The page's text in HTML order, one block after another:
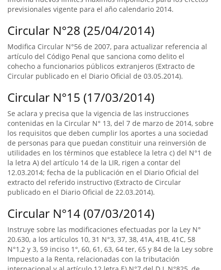
previsionales vigente para el año calendario 2014.
Circular N°28 (25/04/2014)
Modifica Circular N°56 de 2007, para actualizar referencia al
artículo del Código Penal que sanciona como delito el
cohecho a funcionarios públicos extranjeros (Extracto de
Circular publicado en el Diario Oficial de 03.05.2014).
Circular N°15 (17/03/2014)
Se aclara y precisa que la vigencia de las instrucciones
contenidas en la Circular N° 13, del 7 de marzo de 2014, sobre
los requisitos que deben cumplir los aportes a una sociedad
de personas para que puedan constituir una reinversión de
utilidades en los términos que establece la letra c) del N°1 de
la letra A) del artículo 14 de la LIR, rigen a contar del
12.03.2014; fecha de la publicación en el Diario Oficial del
extracto del referido instructivo (Extracto de Circular
publicado en el Diario Oficial de 22.03.2014).
Circular N°14 (07/03/2014)
Instruye sobre las modificaciones efectuadas por la Ley N°
20.630, a los artículos 10, 31 N°3, 37, 38, 41A, 41B, 41C, 58
N°1,2 y 3, 59 inciso 1°, 60, 61, 63, 64 ter, 65 y 84 de la Ley sobre
Impuesto a la Renta, relacionadas con la tributación